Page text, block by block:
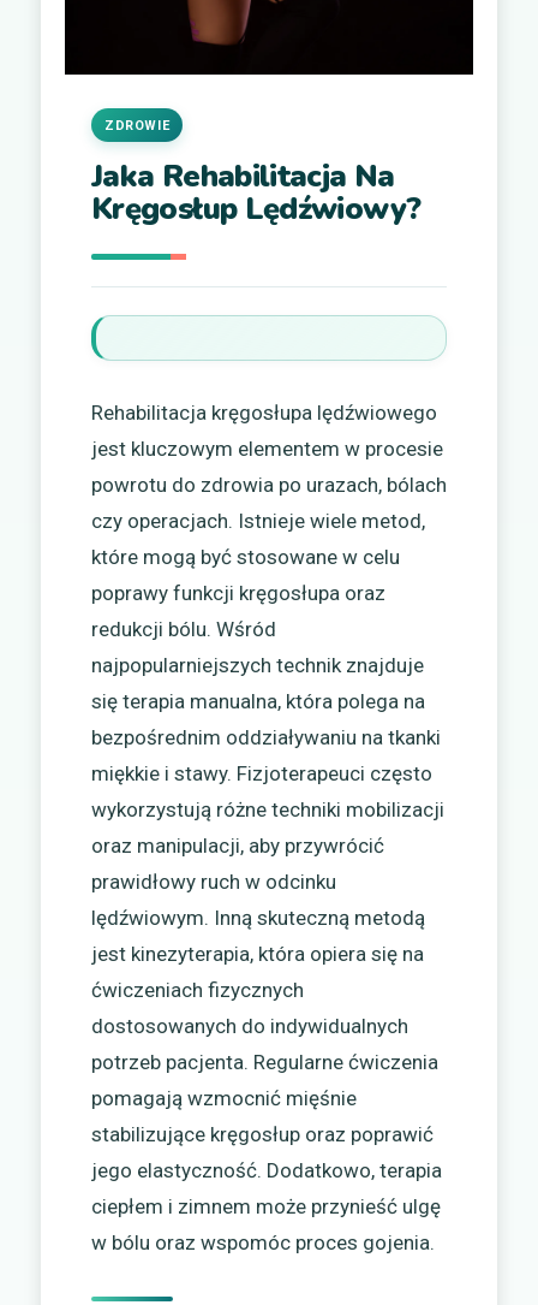
Jaka Rehabilitacja Na
Kręgosłup Lędźwiowy?
ZDROWIE
Rehabilitacja kręgosłupa lędźwiowego
jest kluczowym elementem w procesie
powrotu do zdrowia po urazach, bólach
czy operacjach. Istnieje wiele metod,
które mogą być stosowane w celu
poprawy funkcji kręgosłupa oraz
redukcji bólu. Wśród
najpopularniejszych technik znajduje
się terapia manualna, która polega na
bezpośrednim oddziaływaniu na tkanki
miękkie i stawy. Fizjoterapeuci często
wykorzystują różne techniki mobilizacji
oraz manipulacji, aby przywrócić
prawidłowy ruch w odcinku
lędźwiowym. Inną skuteczną metodą
jest kinezyterapia, która opiera się na
ćwiczeniach fizycznych
dostosowanych do indywidualnych
potrzeb pacjenta. Regularne ćwiczenia
pomagają wzmocnić mięśnie
stabilizujące kręgosłup oraz poprawić
jego elastyczność. Dodatkowo, terapia
ciepłem i zimnem może przynieść ulgę
w bólu oraz wspomóc proces gojenia.